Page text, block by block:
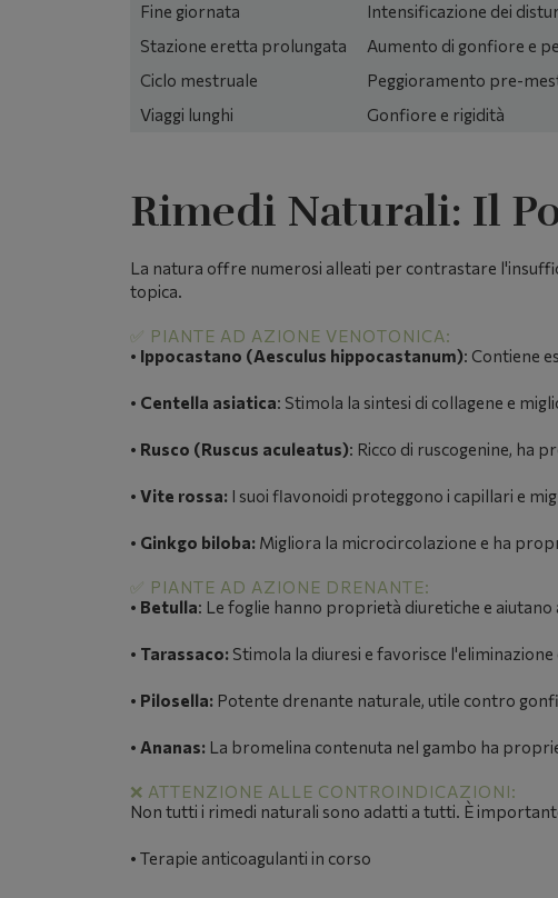
Fine giornata
Intensificazione dei
Stazione eretta prolungata
Aumento di gonfiore e
Ciclo mestruale
Peggioramento pre-
Viaggi lunghi
Gonfiore e rigidità
Rimedi Naturali: Il
La natura offre numerosi alleati per contrastare
topica.
✅ PIANTE AD AZIONE VENOTONICA:
• Ippocastano (Aesculus hippocastanum): Contiene
• Centella asiatica: Stimola la sintesi di collagene e
• Rusco (Ruscus aculeatus): Ricco di ruscogenine, ha
• Vite rossa: I suoi flavonoidi proteggono i capillari e
• Ginkgo biloba: Migliora la microcircolazione e ha
✅ PIANTE AD AZIONE DRENANTE:
• Betulla: Le foglie hanno proprietà diuretiche e
• Tarassaco: Stimola la diuresi e favorisce l'eliminazione
• Pilosella: Potente drenante naturale, utile contro
• Ananas: La bromelina contenuta nel gambo ha
❌ ATTENZIONE ALLE CONTROINDICAZIONI:
Non tutti i rimedi naturali sono adatti a tutti. È
• Terapie anticoagulanti in corso